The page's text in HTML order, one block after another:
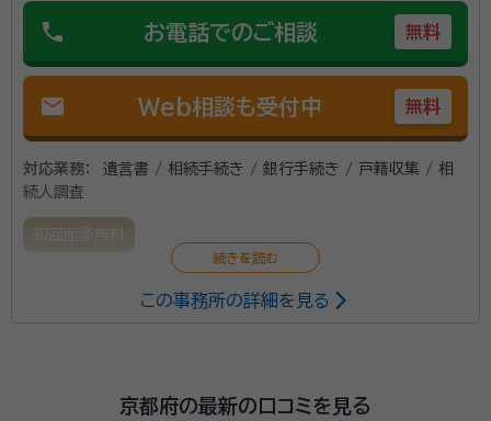
phone お電話でのご相談 無料
mail Web相談も受付中 無料
対応業務：
遺言書 / 相続手続き / 銀行手続き / 戸籍収集 / 相
続人調査
初回面談無料
この事務所の詳細を見る
京都府の最新の口コミを見る